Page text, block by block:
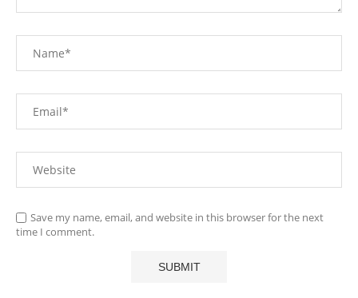
Save my name, email, and website in this browser for the next
time I comment.